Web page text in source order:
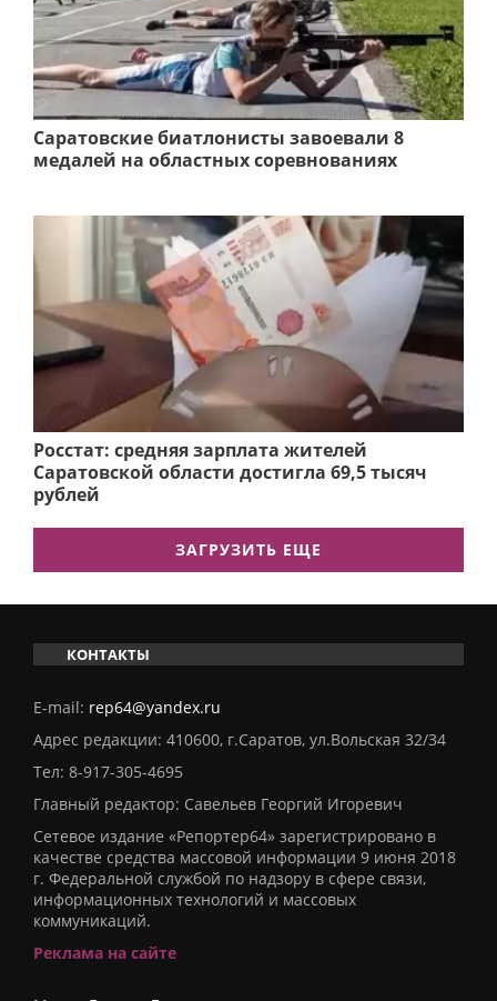
Саратовские биатлонисты завоевали 8
медалей на областных соревнованиях
Росстат: средняя зарплата жителей
Саратовской области достигла 69,5 тысяч
рублей
ЗАГРУЗИТЬ ЕЩЕ
КОНТАКТЫ
E-mail: rep64@yandex.ru
Адрес редакции: 410600, г.Саратов, ул.Вольская 32/34
Тел: 8-917-305-4695
Главный редактор: Савельев Георгий Игоревич
Сетевое издание «Репортер64» зарегистрировано в
качестве средства массовой информации 9 июня 2018
г. Федеральной службой по надзору в сфере связи,
информационных технологий и массовых
коммуникаций.
Реклама на сайте